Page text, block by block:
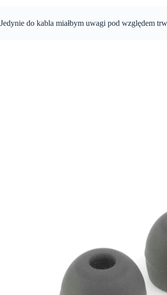
Jedynie do kabla miałbym uwagi pod względem